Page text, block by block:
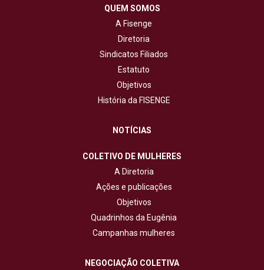
QUEM SOMOS
A Fisenge
Diretoria
Sindicatos Filiados
Estatuto
Objetivos
História da FISENGE
NOTÍCIAS
COLETIVO DE MULHERES
A Diretoria
Ações e publicações
Objetivos
Quadrinhos da Eugênia
Campanhas mulheres
NEGOCIAÇÃO COLETIVA